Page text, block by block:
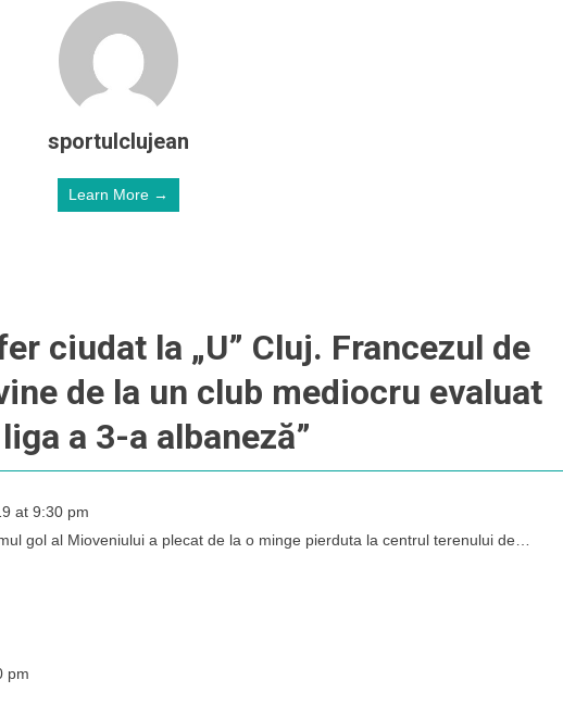
sportulclujean
Learn More →
ciudat la „U” Cluj. Francezul de
de la un club mediocru evaluat
a 3-a albaneză”
at 9:30 pm
gol al Mioveniului a plecat de la o minge pierduta la centrul terenului de…
pm